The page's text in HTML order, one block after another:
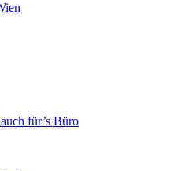
für’s Büro